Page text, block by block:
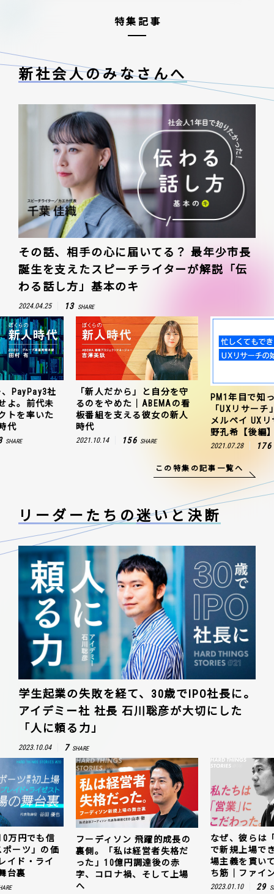
特集記事
新社会人のみなさんへ
その話、相手の心に届いてる？ 最年少市長
誕生を支えたスピーチライターが解説「伝
わる話し方」基本のキ
2024.04.25 13 SHARE
PayPay3社
よ。前代未
トを率いた
代
SHARE
「新人だから」と自分を守
るのをやめた｜ABEMAの看
板番組を支える彼女の新人
時代
2021.10.14 156 SHARE
PM1年目で知
「UXリサー
メルペイ UX
野孔希【後編
2021.07.28 176
この特集の記事一覧へ
リーダーたちの迷いと決断
学生起業の失敗を経て、30歳でIPO社長に。
アイデミー社 社長 石川聡彦が大切にした
「人に頼る力」
2023.10.04 7 SHARE
万円でも信
ーツ」の価
イド・ライ
台裏
フーディソン 飛躍的成長の
裏側。「私は経営者失格だ
った」10億円調達後の赤
字、コロナ禍、そして上場
へ
なぜ、彼らは
で新規上場で
場主義を貫い
ち筋｜ファイ
2023.01.10 29